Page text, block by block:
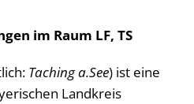
im Raum LF, TS
Taching a.See) ist eine
Landkreis